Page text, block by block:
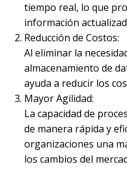
tiempo real, lo que
información
Reducción de Costos:
Al eliminar la
almacenamiento de
ayuda a reducir los
Mayor Agilidad:
La capacidad de
de manera rápida y
organizaciones una
los cambios del